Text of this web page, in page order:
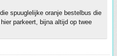
spuuglelijke oranje bestelbus die
parkeert, bijna altijd op twee